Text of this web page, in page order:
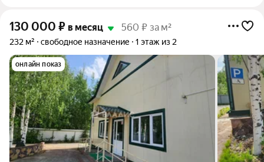
130 000 ₽ в месяц 560 ₽ за м²
232 м² свободное назначение 1 этаж из 2
онлайн показ